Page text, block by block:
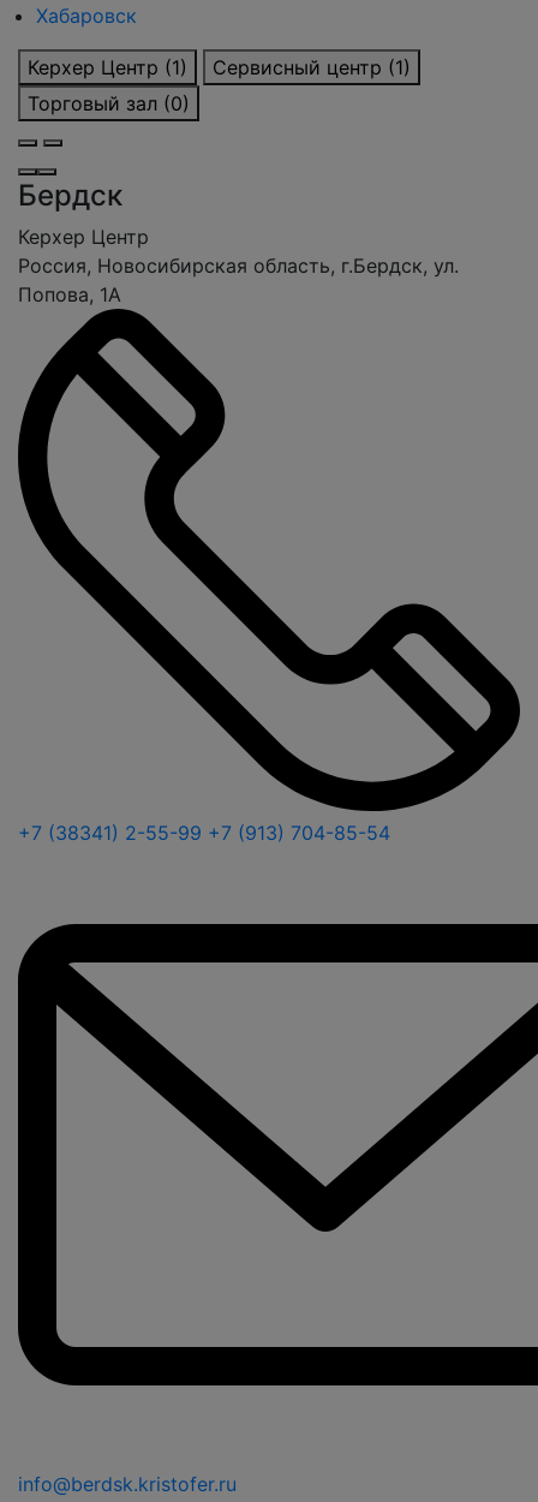
Хабаровск
Керхер Центр (1)
Сервисный центр (1)
Торговый зал (0)
Бердск
Керхер Центр
Россия, Новосибирская область, г.Бердск, ул.
Попова, 1А
+7 (38341) 2-55-99 +7 (913) 704-85-54
info@berdsk.kristofer.ru